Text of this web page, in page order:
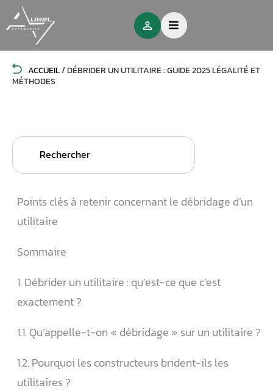
ACCUEIL/DÉBRIDER UN UTILITAIRE : GUIDE 2025 LÉGALITÉ ET
MÉTHODES
Search
Points clés à retenir concernant le débridage d’un
utilitaire
Sommaire
1. Débrider un utilitaire : qu’est-ce que c’est
exactement ?
1.1. Qu’appelle-t-on « débridage » sur un utilitaire ?
1.2. Pourquoi les constructeurs brident-ils les
utilitaires ?